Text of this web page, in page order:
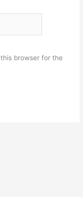
browser for the